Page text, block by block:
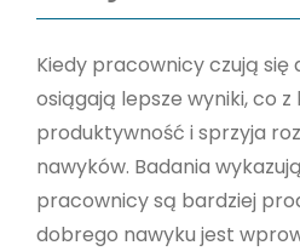
Kiedy pracownicy czują się
osiągają lepsze wyniki, co z
produktywność i sprzyja
nawyków. Badania
pracownicy są bardziej
dobrego nawyku jest